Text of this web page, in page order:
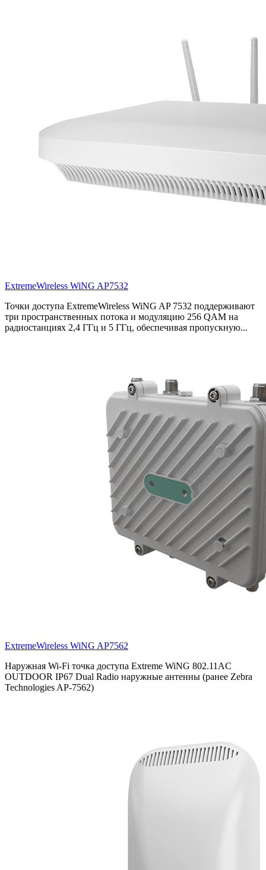
ExtremeWireless WiNG AP7532
Точки доступа ExtremeWireless WiNG AP 7532 поддерживают
три пространственных потока и модуляцию 256 QAM на
радиостанциях 2,4 ГГц и 5 ГГц, обеспечивая пропускную...
ExtremeWireless WiNG AP7562
Наружная Wi-Fi точка доступа Extreme WiNG 802.11AC
OUTDOOR IP67 Dual Radio наружные антенны (ранее Zebra
Technologies AP-7562)